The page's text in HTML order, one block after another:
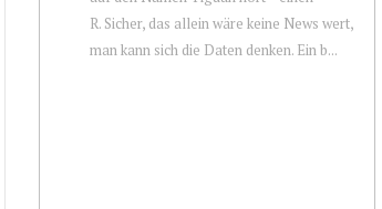
R. Sicher, das allein wäre keine News wert,
man kann sich die Daten denken. Ein b...